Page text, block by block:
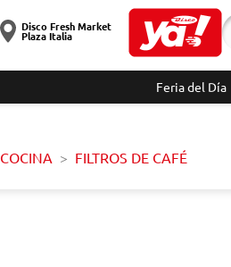
Disco Fresh Market
Plaza Italia
Feria del Día
COCINA FILTROS DE CAFÉ